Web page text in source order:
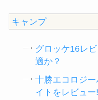
キャンプ
グロッケ16レ
適か？
十勝エコロジ
イトをレビュー!